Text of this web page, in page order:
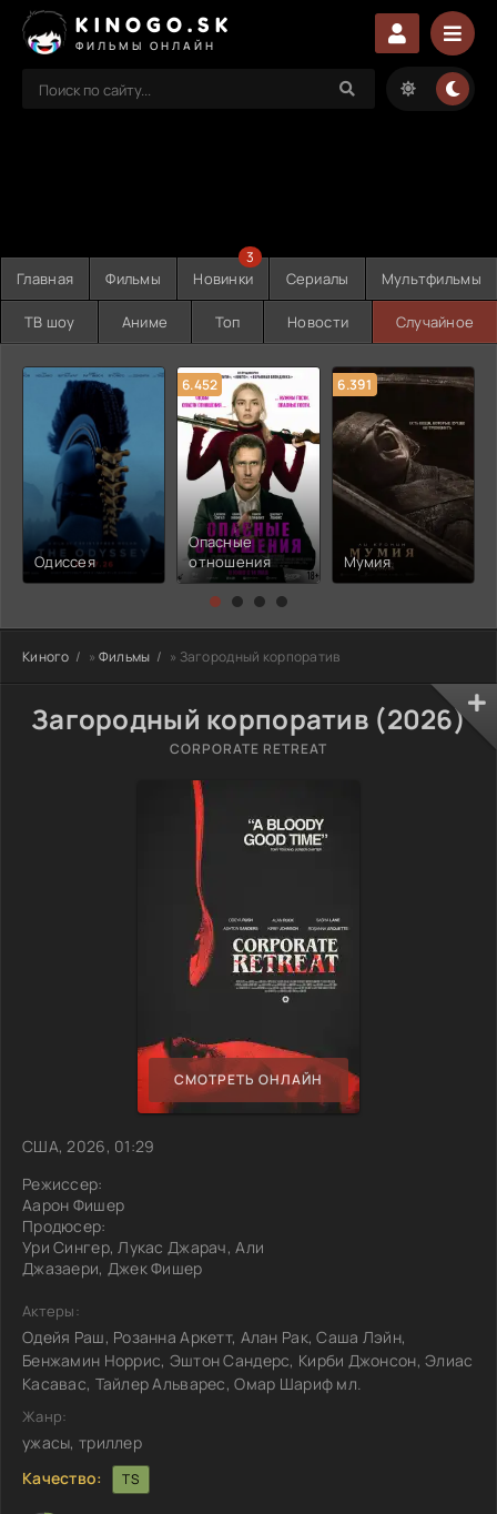
KINOGO.SK
ФИЛЬМЫ ОНЛАЙН
Главная Фильмы Новинки
3
Сериалы Мультфильмы
ТВ шоу Аниме Топ Новости Случайное
Одиссея
6.452
Опасные
отношения
6.391
Мумия
Киного » Фильмы » Загородный корпоратив
Загородный корпоратив (2026)
CORPORATE RETREAT
СМОТРЕТЬ ОНЛАЙН
США, 2026, 01:29
Режиссер:
Аарон Фишер
Продюсер:
Ури Сингер, Лукас Джарач, Али
Джазаери, Джек Фишер
Актеры:
Одейя Раш, Розанна Аркетт, Алан Рак, Саша Лэйн,
Бенжамин Норрис, Эштон Сандерс, Кирби Джонсон, Элиас
Касавас, Тайлер Альварес, Омар Шариф мл.
Жанр:
ужасы, триллер
Качество:
TS